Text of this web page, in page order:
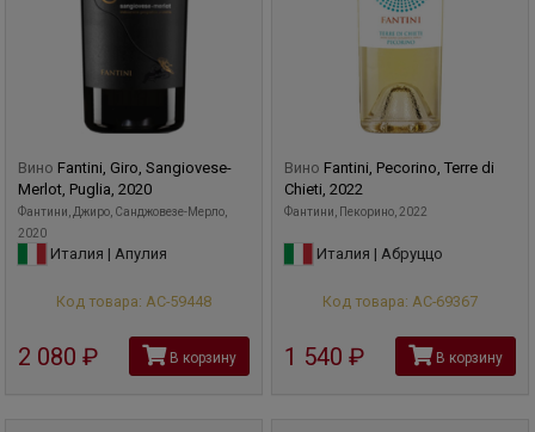
Вино Fantini, Giro, Sangiovese-
Merlot, Puglia, 2020
Фантини, Джиро, Санджовезе-Мерло,
2020
Италия | Апулия
Код товара: АС-59448
2 080 руб В корзину
Вино Fantini, Pecorino, Terre di
Chieti, 2022
Фантини, Пекорино, 2022
Италия | Абруццо
Код товара: АС-69367
1 540 руб В корзину